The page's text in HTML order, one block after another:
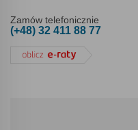
Zamów telefonicznie
(+48) 32 411 88 77